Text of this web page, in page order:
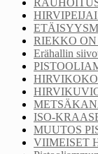
RIEKKO
Erähallin
ISO-
MUUTOS
VIIMEISET